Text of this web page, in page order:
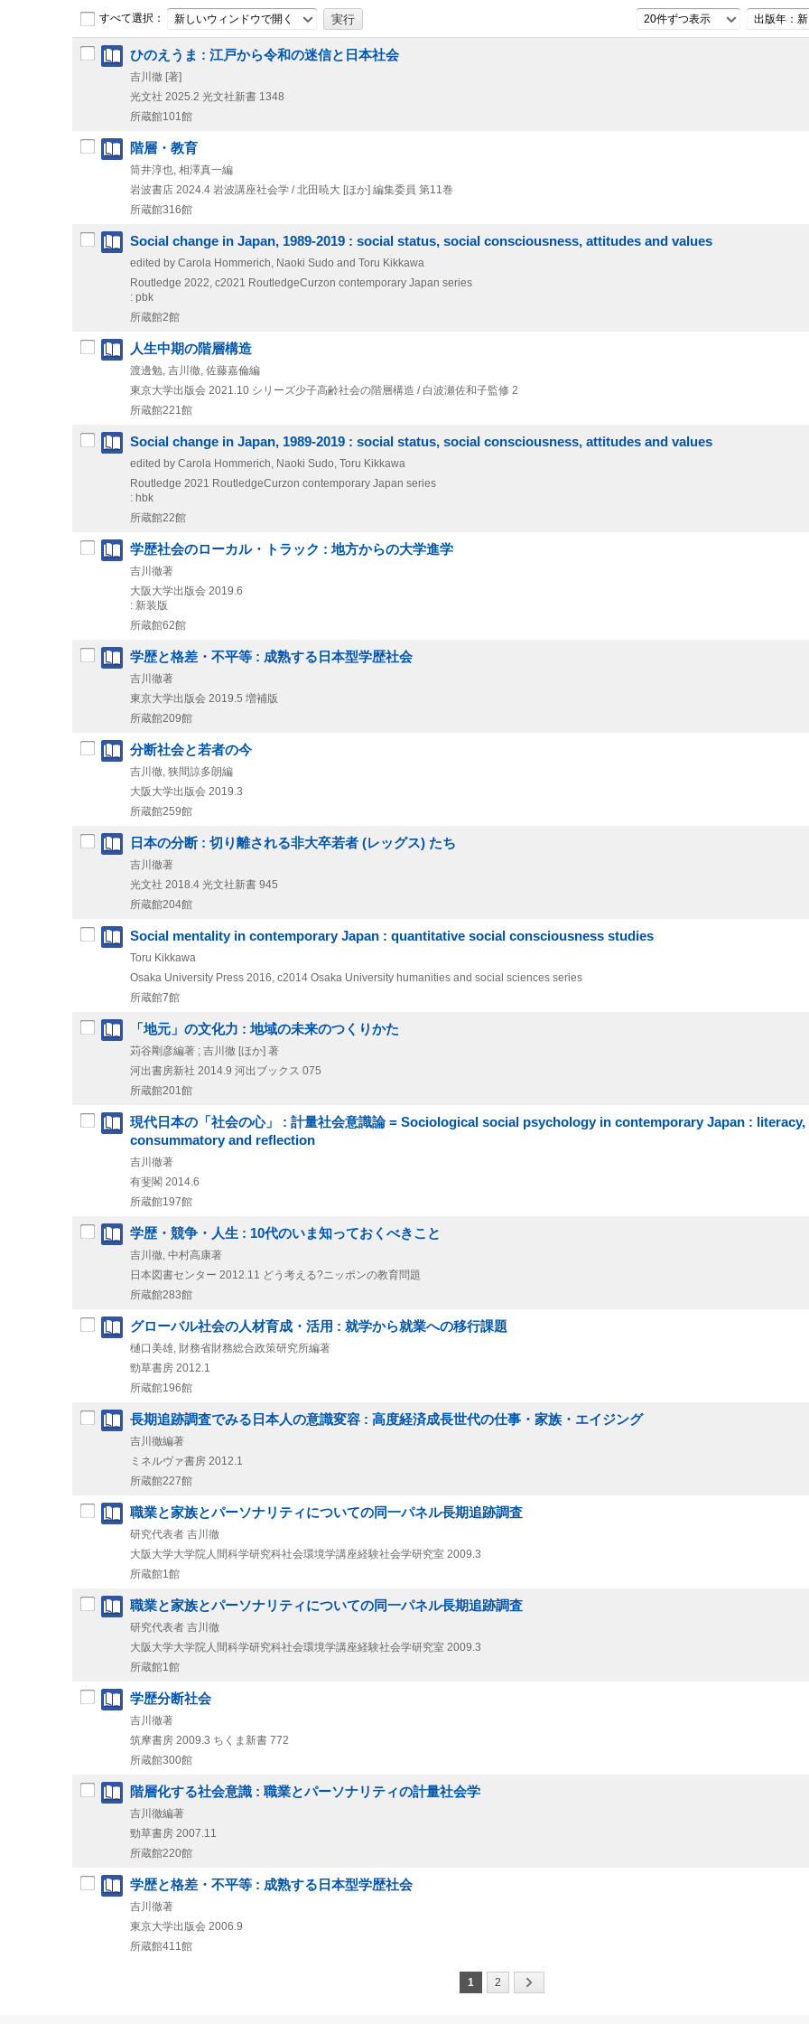
すべて選択： 新しいウィンドウで開く 20件ずつ表示 出版年：
ひのえうま : 江戸から令和の迷信と日本社会
吉川徹 [著]
光文社 2025.2 光文社新書 1348
所蔵館101館
階層・教育
筒井淳也, 相澤真一編
岩波書店 2024.4 岩波講座社会学 / 北田暁大 [ほか] 編集委員 第11巻
所蔵館316館
Social change in Japan, 1989-2019 : social status, social consciousness, attitudes and values
edited by Carola Hommerich, Naoki Sudo and Toru Kikkawa
Routledge 2022, c2021 RoutledgeCurzon contemporary Japan series
: pbk
所蔵館2館
人生中期の階層構造
渡邊勉, 吉川徹, 佐藤嘉倫編
東京大学出版会 2021.10 シリーズ少子高齢社会の階層構造 / 白波瀬佐和子監修 2
所蔵館221館
Social change in Japan, 1989-2019 : social status, social consciousness, attitudes and values
edited by Carola Hommerich, Naoki Sudo, Toru Kikkawa
Routledge 2021 RoutledgeCurzon contemporary Japan series
: hbk
所蔵館22館
学歴社会のローカル・トラック : 地方からの大学進学
吉川徹著
大阪大学出版会 2019.6
: 新装版
所蔵館62館
学歴と格差・不平等 : 成熟する日本型学歴社会
吉川徹著
東京大学出版会 2019.5 増補版
所蔵館209館
分断社会と若者の今
吉川徹, 狭間諒多朗編
大阪大学出版会 2019.3
所蔵館259館
日本の分断 : 切り離される非大卒若者 (レッグス) たち
吉川徹著
光文社 2018.4 光文社新書 945
所蔵館204館
Social mentality in contemporary Japan : quantitative social consciousness studies
Toru Kikkawa
Osaka University Press 2016, c2014 Osaka University humanities and social sciences series
所蔵館7館
「地元」の文化力 : 地域の未来のつくりかた
苅谷剛彦編著 ; 吉川徹 [ほか] 著
河出書房新社 2014.9 河出ブックス 075
所蔵館201館
現代日本の「社会の心」 : 計量社会意識論 = Sociological social psychology in contemporary Japan : literacy,
consummatory and reflection
吉川徹著
有斐閣 2014.6
所蔵館197館
学歴・競争・人生 : 10代のいま知っておくべきこと
吉川徹, 中村高康著
日本図書センター 2012.11 どう考える?ニッポンの教育問題
所蔵館283館
グローバル社会の人材育成・活用 : 就学から就業への移行課題
樋口美雄, 財務省財務総合政策研究所編著
勁草書房 2012.1
所蔵館196館
長期追跡調査でみる日本人の意識変容 : 高度経済成長世代の仕事・家族・エイジング
吉川徹編著
ミネルヴァ書房 2012.1
所蔵館227館
職業と家族とパーソナリティについての同一パネル長期追跡調査
研究代表者 吉川徹
大阪大学大学院人間科学研究科社会環境学講座経験社会学研究室 2009.3
所蔵館1館
職業と家族とパーソナリティについての同一パネル長期追跡調査
研究代表者 吉川徹
大阪大学大学院人間科学研究科社会環境学講座経験社会学研究室 2009.3
所蔵館1館
学歴分断社会
吉川徹著
筑摩書房 2009.3 ちくま新書 772
所蔵館300館
階層化する社会意識 : 職業とパーソナリティの計量社会学
吉川徹編著
勁草書房 2007.11
所蔵館220館
学歴と格差・不平等 : 成熟する日本型学歴社会
吉川徹著
東京大学出版会 2006.9
所蔵館411館
1 2